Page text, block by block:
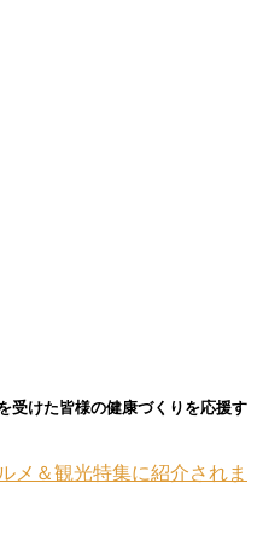
受けた皆様の健康づくりを応援す